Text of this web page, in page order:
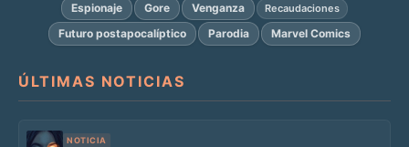
Espionaje
Gore Venganza Recaudaciones
Futuro postapocalíptico Parodia Marvel Comics
ÚLTIMAS NOTICIAS
NOTICIA